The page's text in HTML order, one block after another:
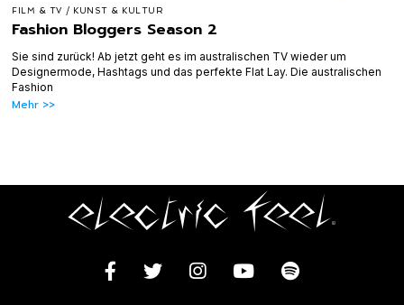
FILM & TV / KUNST & KULTUR
Fashion Bloggers Season 2
Sie sind zurück! Ab jetzt geht es im australischen TV wieder um
Designermode, Hashtags und das perfekte Flat Lay. Die australischen
Fashion
Mehr >>